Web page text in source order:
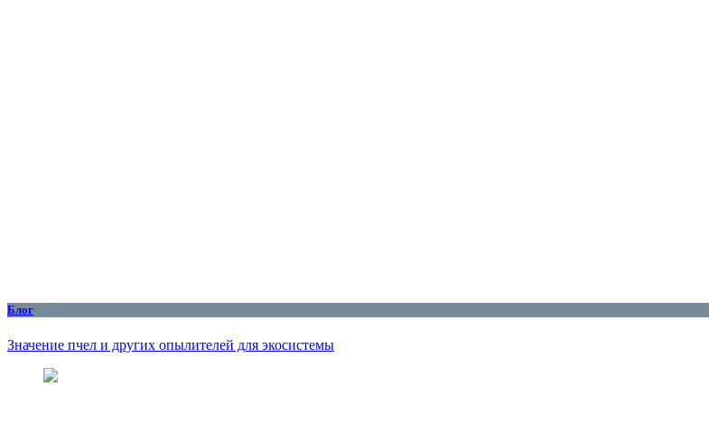
Блог
Значение пчел и других опылителей для экосистемы